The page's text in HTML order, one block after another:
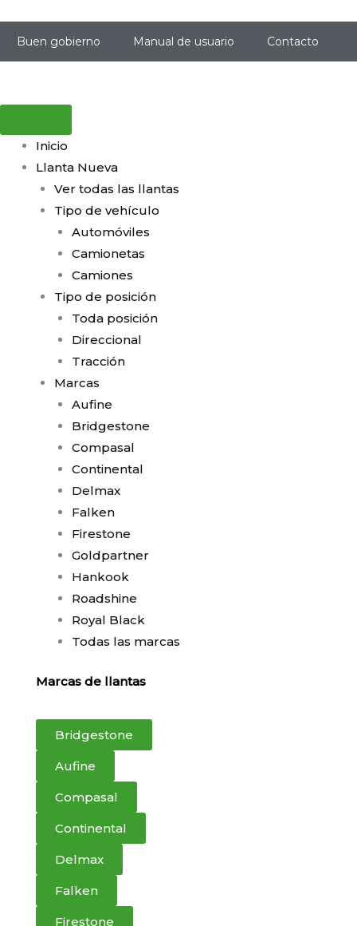
contenido
Buen gobierno Manual de usuario Contacto
Inicio
Llanta Nueva
Ver todas las llantas
Tipo de vehículo
Automóviles
Camionetas
Camiones
Tipo de posición
Toda posición
Direccional
Tracción
Marcas
Aufine
Bridgestone
Compasal
Continental
Delmax
Falken
Firestone
Goldpartner
Hankook
Roadshine
Royal Black
Todas las marcas
Marcas de llantas
Bridgestone
Aufine
Compasal
Continental
Delmax
Falken
Firestone